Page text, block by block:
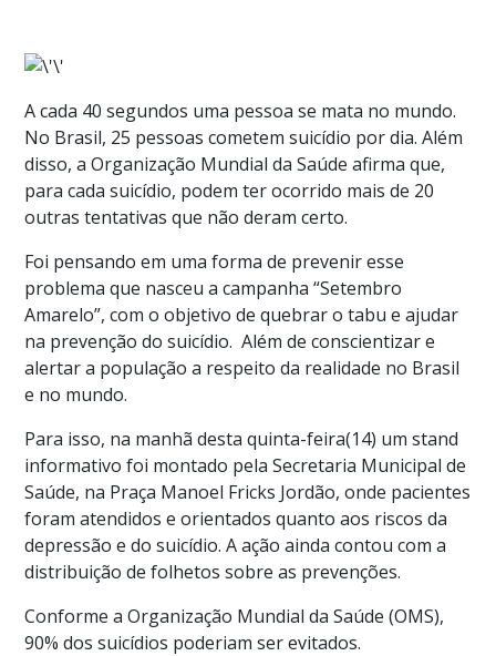
A cada 40 segundos uma pessoa se mata no mundo.
No Brasil, 25 pessoas cometem suicídio por dia. Além
disso, a Organização Mundial da Saúde afirma que,
para cada suicídio, podem ter ocorrido mais de 20
outras tentativas que não deram certo.
Foi pensando em uma forma de prevenir esse
problema que nasceu a campanha “Setembro
Amarelo”, com o objetivo de quebrar o tabu e ajudar
na prevenção do suicídio. Além de conscientizar e
alertar a população a respeito da realidade no Brasil
e no mundo.
Para isso, na manhã desta quinta-feira(14) um stand
informativo foi montado pela Secretaria Municipal de
Saúde, na Praça Manoel Fricks Jordão, onde pacientes
foram atendidos e orientados quanto aos riscos da
depressão e do suicídio. A ação ainda contou com a
distribuição de folhetos sobre as prevenções.
Conforme a Organização Mundial da Saúde (OMS),
90% dos suicídios poderiam ser evitados.